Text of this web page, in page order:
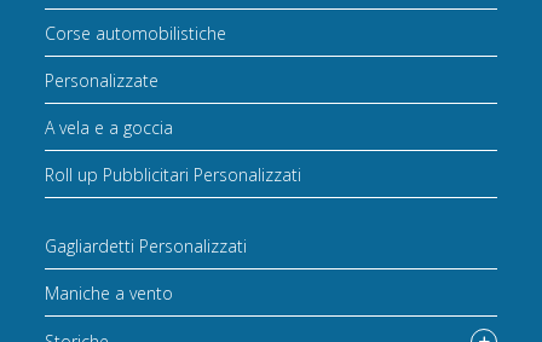
Corse automobilistiche
Personalizzate
A vela e a goccia
Roll up Pubblicitari Personalizzati
Gagliardetti Personalizzati
Maniche a vento